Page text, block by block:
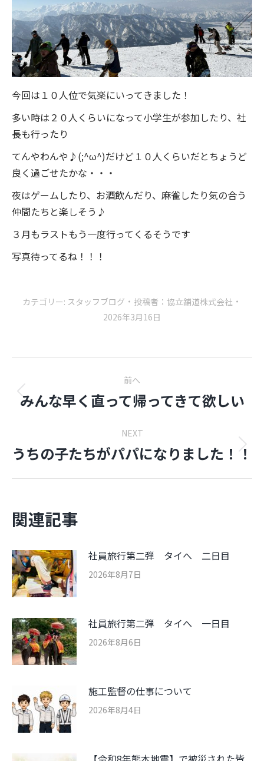
今回は１０人位で気楽にいってきました！
多い時は２０人くらいになって小学生が参加したり、社
長も行ったり
てんやわんや♪(;^ω^)だけど１０人くらいだとちょうど
良く過ごせたかな・・・
夜はゲームしたり、お酒飲んだり、麻雀したり気の合う
仲間たちと楽しそう♪
３月もラストもう一度行ってくるそうです
写真待ってるね！！！
カテゴリー: スタッフブログ 投稿者： 協立舗道株式会社
2026年3月16日
navigation
前へ
前
投
稿:
みんな早く直って帰ってきて欲しい
NEXT
Next
うちの子たちがパパになりました！！
関連記事
社員旅行第二弾 タイへ 二日目
2026年8月7日
社員旅行第二弾 タイへ 一日目
2026年8月6日
施工監督の仕事について
2026年8月4日